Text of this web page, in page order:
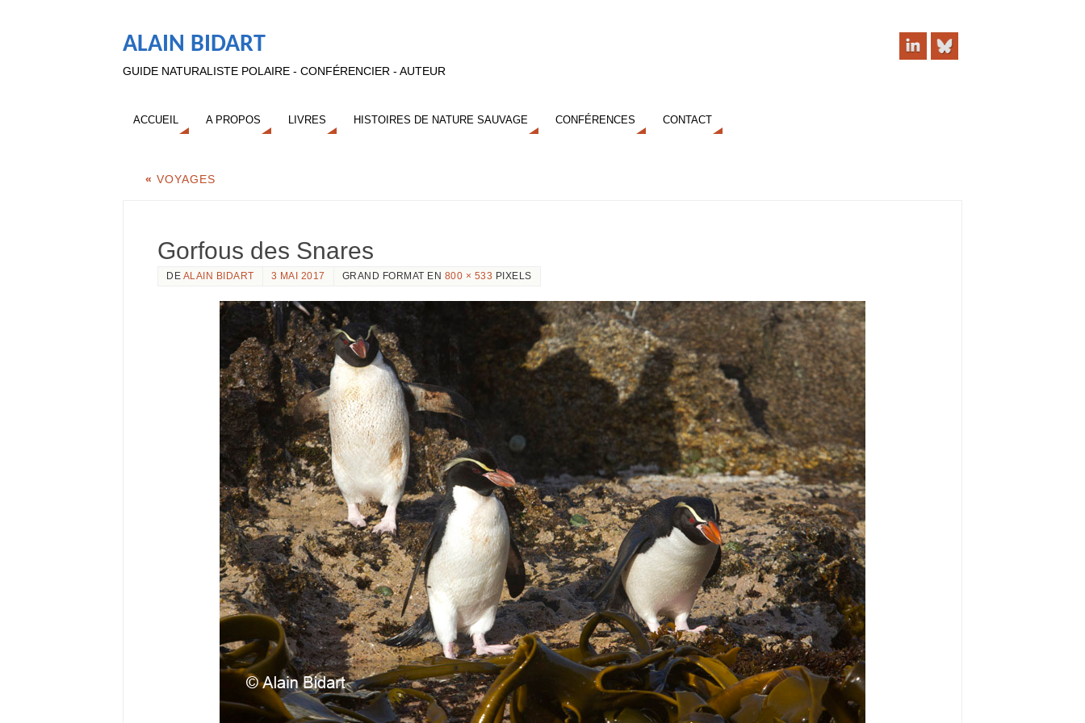
ALAIN BIDART
GUIDE NATURALISTE POLAIRE - CONFÉRENCIER - AUTEUR
ACCUEIL A PROPOS LIVRES HISTOIRES DE NATURE SAUVAGE CONFÉRENCES CONTACT
« VOYAGES
Gorfous des Snares
DE ALAIN BIDART 3 MAI 2017 GRAND FORMAT EN 800 × 533 PIXELS